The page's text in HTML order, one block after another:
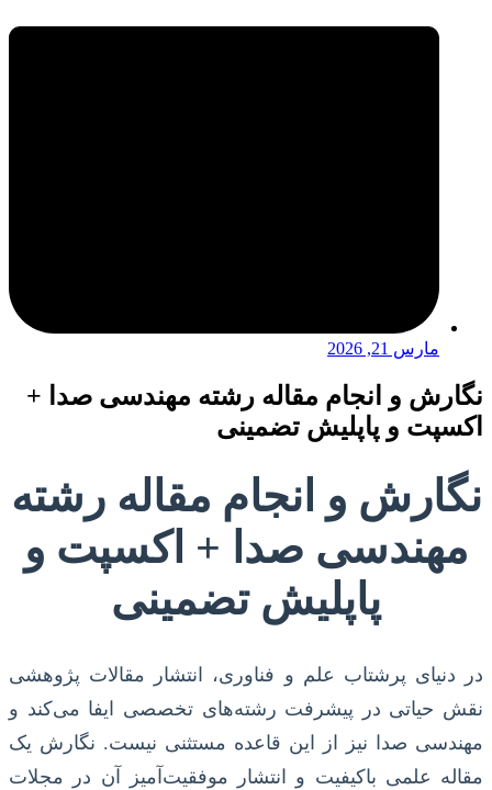
مارس 21, 2026
نگارش و انجام مقاله رشته مهندسی صدا +
اکسپت و پاپلیش تضمینی
نگارش و انجام مقاله رشته
مهندسی صدا + اکسپت و
پاپلیش تضمینی
در دنیای پرشتاب علم و فناوری، انتشار مقالات پژوهشی
نقش حیاتی در پیشرفت رشته‌های تخصصی ایفا می‌کند و
مهندسی صدا نیز از این قاعده مستثنی نیست. نگارش یک
مقاله علمی باکیفیت و انتشار موفقیت‌آمیز آن در مجلات